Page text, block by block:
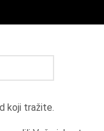
koji tražite.